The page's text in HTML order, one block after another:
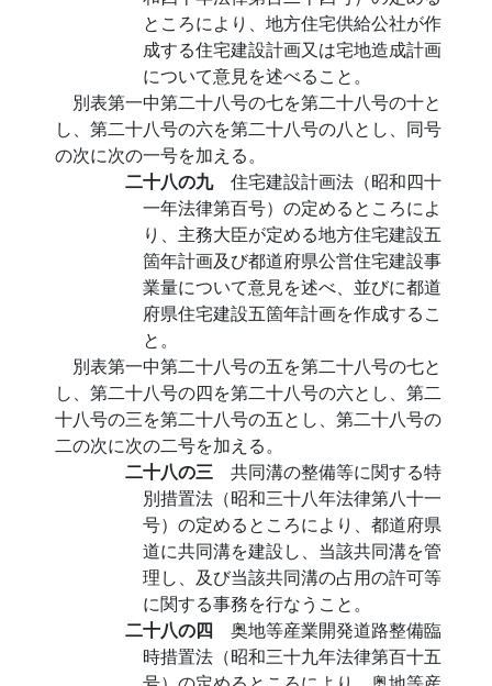
ところにより、地方住宅供給公社が作
成する住宅建設計画又は宅地造成計画
について意見を述べること。
別表第一中第二十八号の七を第二十八号の十と
し、第二十八号の六を第二十八号の八とし、同号
の次に次の一号を加える。
二十八の九 住宅建設計画法（昭和四十
一年法律第百号）の定めるところによ
り、主務大臣が定める地方住宅建設五
箇年計画及び都道府県公営住宅建設事
業量について意見を述べ、並びに都道
府県住宅建設五箇年計画を作成するこ
と。
別表第一中第二十八号の五を第二十八号の七と
し、第二十八号の四を第二十八号の六とし、第二
十八号の三を第二十八号の五とし、第二十八号の
二の次に次の二号を加える。
二十八の三 共同溝の整備等に関する特
別措置法（昭和三十八年法律第八十一
号）の定めるところにより、都道府県
道に共同溝を建設し、当該共同溝を管
理し、及び当該共同溝の占用の許可等
に関する事務を行なうこと。
二十八の四 奥地等産業開発道路整備臨
時措置法（昭和三十九年法律第百十五